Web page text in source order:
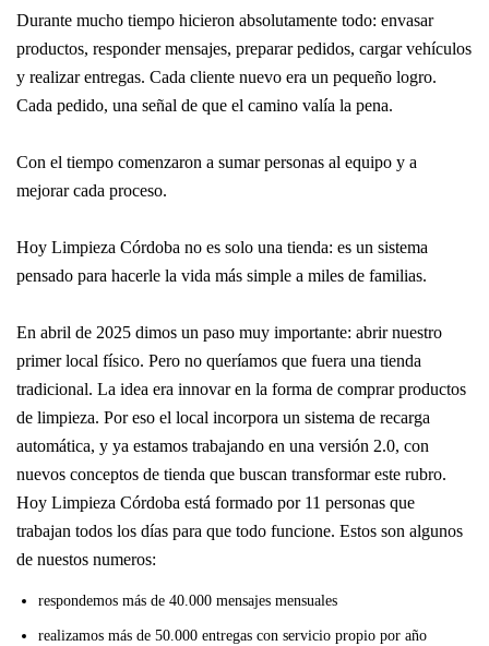
Durante mucho tiempo hicieron absolutamente todo: envasar
productos, responder mensajes, preparar pedidos, cargar vehículos
y realizar entregas. Cada cliente nuevo era un pequeño logro.
Cada pedido, una señal de que el camino valía la pena.
Con el tiempo comenzaron a sumar personas al equipo y a
mejorar cada proceso.
Hoy Limpieza Córdoba no es solo una tienda: es un sistema
pensado para hacerle la vida más simple a miles de familias.
En abril de 2025 dimos un paso muy importante: abrir nuestro
primer local físico. Pero no queríamos que fuera una tienda
tradicional. La idea era innovar en la forma de comprar productos
de limpieza. Por eso el local incorpora un sistema de recarga
automática, y ya estamos trabajando en una versión 2.0, con
nuevos conceptos de tienda que buscan transformar este rubro.
Hoy Limpieza Córdoba está formado por 11 personas que
trabajan todos los días para que todo funcione. Estos son algunos
de nuestos numeros:
respondemos más de 40.000 mensajes mensuales
realizamos más de 50.000 entregas con servicio propio por año